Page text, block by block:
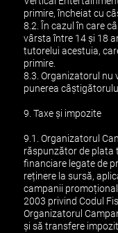
primire, încheiat cu
8.2. În cazul în care
vârsta între 14 și 18
tutorelui acestuia,
primire.
8.3. Organizatorul nu
punerea
9. Taxe și impozite
9.1. Organizatorul
răspunzător de plata
financiare legate de
reținere la sursă,
campanii
2003 privind Codul
Organizatorul
și să transfere